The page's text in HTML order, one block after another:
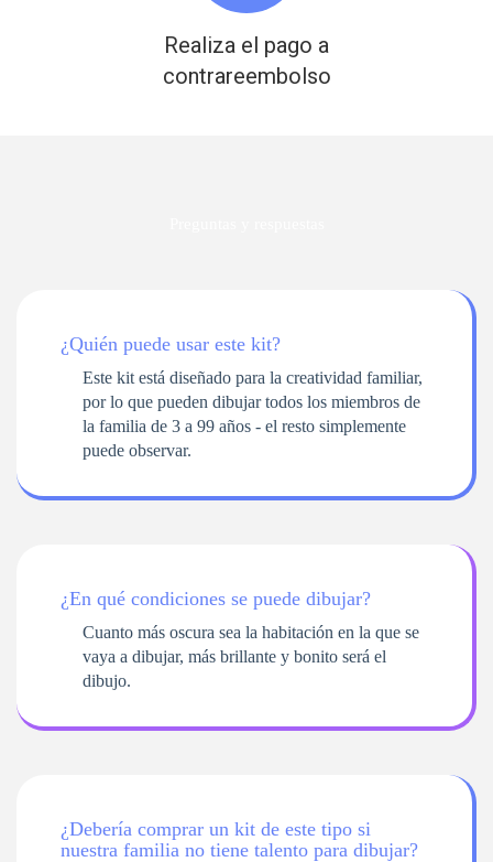
Realiza el pago a
contrareembolso
¿Quién puede usar este kit?
Este kit está diseñado para la creatividad familiar,
por lo que pueden dibujar todos los miembros de
la familia de 3 a 99 años - el resto simplemente
puede observar.
¿En qué condiciones se puede dibujar?
Cuanto más oscura sea la habitación en la que se
vaya a dibujar, más brillante y bonito será el
dibujo.
¿Debería comprar un kit de este tipo si
nuestra familia no tiene talento para dibujar?